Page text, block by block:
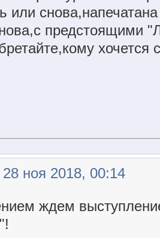
или
предстоящими
хочется
ноя 2018, 00:14
ждем